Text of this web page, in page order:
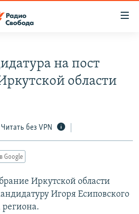
на пост
области
Читать без VPN
Google
Иркутской области
Игоря Есиповского
региона.